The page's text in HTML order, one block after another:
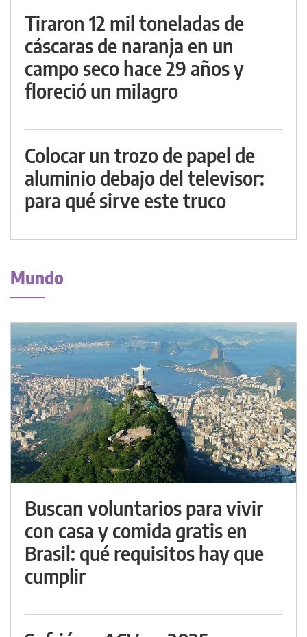
Tiraron 12 mil toneladas de
cáscaras de naranja en un
campo seco hace 29 años y
floreció un milagro
Colocar un trozo de papel de
aluminio debajo del televisor:
para qué sirve este truco
Mundo
Buscan voluntarios para vivir
con casa y comida gratis en
Brasil: qué requisitos hay que
cumplir